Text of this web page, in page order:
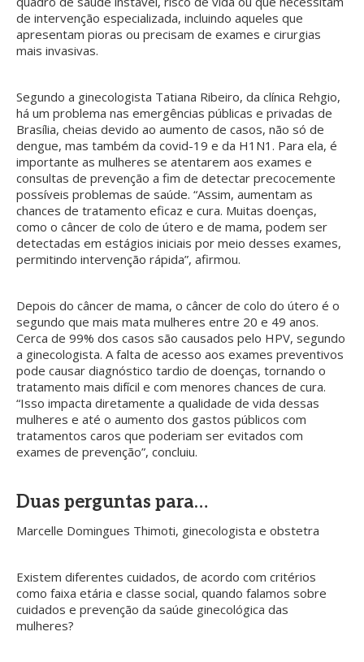
de intervenção especializada, incluindo aqueles que
apresentam pioras ou precisam de exames e cirurgias
mais invasivas.
Segundo a ginecologista Tatiana Ribeiro, da clínica Rehgio,
há um problema nas emergências públicas e privadas de
Brasília, cheias devido ao aumento de casos, não só de
dengue, mas também da covid-19 e da H1N1. Para ela, é
importante as mulheres se atentarem aos exames e
consultas de prevenção a fim de detectar precocemente
possíveis problemas de saúde. “Assim, aumentam as
chances de tratamento eficaz e cura. Muitas doenças,
como o câncer de colo de útero e de mama, podem ser
detectadas em estágios iniciais por meio desses exames,
permitindo intervenção rápida”, afirmou.
Depois do câncer de mama, o câncer de colo do útero é o
segundo que mais mata mulheres entre 20 e 49 anos.
Cerca de 99% dos casos são causados pelo HPV, segundo
a ginecologista. A falta de acesso aos exames preventivos
pode causar diagnóstico tardio de doenças, tornando o
tratamento mais difícil e com menores chances de cura.
“Isso impacta diretamente a qualidade de vida dessas
mulheres e até o aumento dos gastos públicos com
tratamentos caros que poderiam ser evitados com
exames de prevenção”, concluiu.
Duas perguntas para…
Marcelle Domingues Thimoti, ginecologista e obstetra
Existem diferentes cuidados, de acordo com critérios
como faixa etária e classe social, quando falamos sobre
cuidados e prevenção da saúde ginecológica das
mulheres?